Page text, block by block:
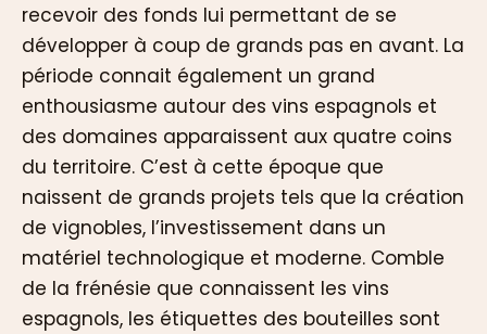
recevoir des fonds lui permettant de se
développer à coup de grands pas en avant. La
période connait également un grand
enthousiasme autour des vins espagnols et
des domaines apparaissent aux quatre coins
du territoire. C’est à cette époque que
naissent de grands projets tels que la création
de vignobles, l’investissement dans un
matériel technologique et moderne. Comble
de la frénésie que connaissent les vins
espagnols, les étiquettes des bouteilles sont